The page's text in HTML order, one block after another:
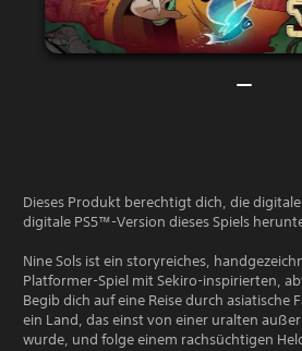
Dieses Produkt berechtigt dich, die
digitale PS5™-Version dieses Spiels
Nine Sols ist ein storyreiches,
Platformer-Spiel mit Sekiro-inspirierten,
Begib dich auf eine Reise durch asiatische
ein Land, das einst von einer uralten
wurde, und folge einem rachsüchtigen